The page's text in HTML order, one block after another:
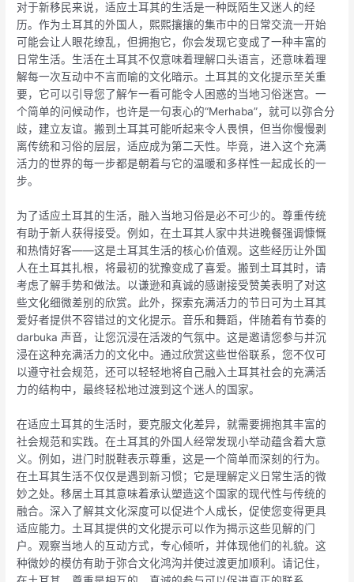
对于新移民来说，适应土耳其的生活是一种既陌生又迷人的经
历。作为土耳其的外国人，熙熙攘攘的集市中的日常交流一开始
可能会让人眼花缭乱，但拥抱它，你会发现它变成了一种丰富的
日常生活。生活在土耳其不仅意味着理解口头语言，还意味着理
解每一次互动中不言而喻的文化暗示。土耳其的文化提示至关重
要，它可以引导您了解乍一看可能令人困惑的当地习俗迷宫。一
个简单的问候动作，也许是一句衷心的“Merhaba”，就可以弥合分
歧，建立友谊。搬到土耳其可能听起来令人畏惧，但当你慢慢剥
离传统和习俗的层层，适应成为第二天性。毕竟，进入这个充满
活力的世界的每一步都是朝着与它的温暖和多样性一起成长的一
步。
为了适应土耳其的生活，融入当地习俗是必不可少的。尊重传统
有助于新人获得接受。例如，在土耳其人家中共进晚餐强调慷慨
和热情好客——这是土耳其生活的核心价值观。这些经历让外国
人在土耳其扎根，将最初的犹豫变成了喜爱。搬到土耳其时，请
考虑了解手势和做法。以谦逊和真诚的感谢接受赞美表明了对这
些文化细微差别的欣赏。此外，探索充满活力的节日可为土耳其
爱好者提供不容错过的文化提示。音乐和舞蹈，伴随着有节奏的
darbuka 声音，让您沉浸在活泼的气氛中。这是邀请您参与并沉
浸在这种充满活力的文化中。通过欣赏这些世俗联系，您不仅可
以遵守社会规范，还可以轻轻地将自己融入土耳其社会的充满活
力的结构中，最终轻松地过渡到这个迷人的国家。
在适应土耳其的生活时，要克服文化差异，就需要拥抱其丰富的
社会规范和实践。在土耳其的外国人经常发现小举动蕴含着大意
义。例如，进门时脱鞋表示尊重，这是一个简单而深刻的行为。
在土耳其生活不仅仅是遇到新习惯；它是理解定义日常生活的微
妙之处。移居土耳其意味着承认塑造这个国家的现代性与传统的
融合。深入了解其文化深度可以促进个人成长，促使您变得更具
适应能力。土耳其提供的文化提示可以作为揭示这些见解的门
户。观察当地人的互动方式，专心倾听，并体现他们的礼貌。这
种微妙的模仿有助于弥合文化鸿沟并使过渡更加顺利。请记住，